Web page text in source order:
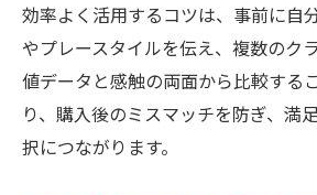
確認
インドア試打会の無料フ
の流れ
クラブ診断が簡単にできる
効率よく活用するコツは、事前に自
やプレースタイルを伝え、複数のク
値データと感触の両面から比較する
り、購入後のミスマッチを防ぎ、満
択につながります。